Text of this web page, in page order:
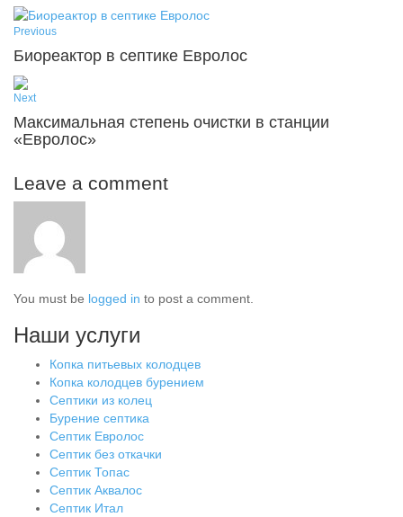
Previous
Биореактор в септике Евролос
Next
Максимальная степень очистки в станции
«Евролос»
Leave a comment
You must be logged in to post a comment.
Наши услуги
Копка питьевых колодцев
Копка колодцев бурением
Септики из колец
Бурение септика
Септик Евролос
Септик без откачки
Септик Топас
Септик Аквалос
Септик Итал